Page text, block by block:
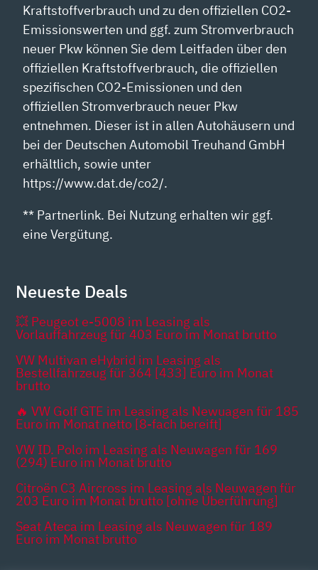
Kraftstoffverbrauch und zu den offiziellen CO2-
Emissionswerten und ggf. zum Stromverbrauch
neuer Pkw können Sie dem Leitfaden über den
offiziellen Kraftstoffverbrauch, die offiziellen
spezifischen CO2-Emissionen und den
offiziellen Stromverbrauch neuer Pkw
entnehmen. Dieser ist in allen Autohäusern und
bei der Deutschen Automobil Treuhand GmbH
erhältlich, sowie unter
https://www.dat.de/co2/.
** Partnerlink. Bei Nutzung erhalten wir ggf.
eine Vergütung.
Neueste Deals
💥 Peugeot e-5008 im Leasing als
Vorlauffahrzeug für 403 Euro im Monat brutto
VW Multivan eHybrid im Leasing als
Bestellfahrzeug für 364 [433] Euro im Monat
brutto
🔥 VW Golf GTE im Leasing als Newuagen für 185
Euro im Monat netto [8-fach bereift]
VW ID. Polo im Leasing als Neuwagen für 169
(294) Euro im Monat brutto
Citroën C3 Aircross im Leasing als Neuwagen für
203 Euro im Monat brutto [ohne Überführung]
Seat Ateca im Leasing als Neuwagen für 189
Euro im Monat brutto